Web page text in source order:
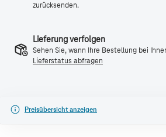
zurücksenden.
Lieferung verfolgen
Sehen Sie, wann Ihre Bestellung bei
Lieferstatus abfragen
Preisübersicht anzeigen